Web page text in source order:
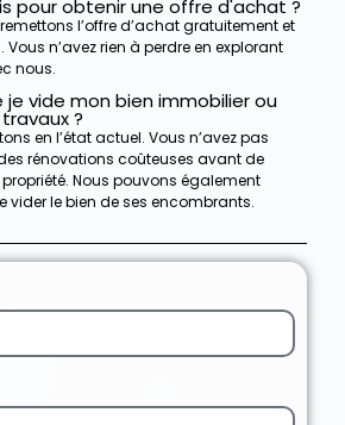
pour obtenir une offre d'achat ?
l’offre d’achat gratuitement et
n’avez rien à perdre en explorant
nous.
vide mon bien immobilier ou
?
en l’état actuel. Vous n’avez pas
rénovations coûteuses avant de
Nous pouvons également
vider le bien de ses encombrants.